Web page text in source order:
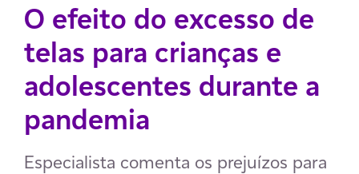
O efeito do excesso de
telas para crianças e
adolescentes durante a
pandemia
Especialista comenta os prejuízos para